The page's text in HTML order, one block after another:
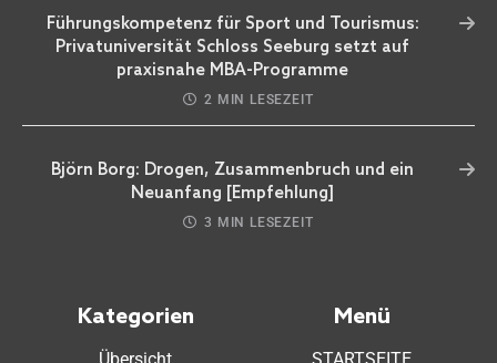
Führungskompetenz für Sport und Tourismus:
Privatuniversität Schloss Seeburg setzt auf
praxisnahe MBA-Programme
2 MIN LESEZEIT
Björn Borg: Drogen, Zusammenbruch und ein
Neuanfang [Empfehlung]
3 MIN LESEZEIT
Kategorien Menü